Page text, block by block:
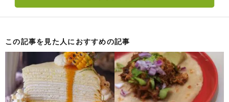
この記事を見た人におすすめの記事